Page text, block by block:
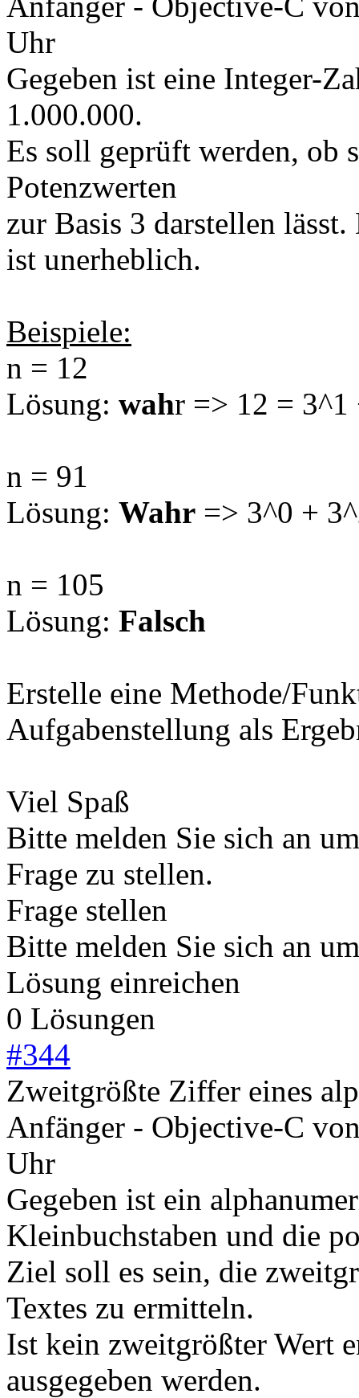
Uhr
Gegeben ist eine Integer-
1.000.000.
Es soll geprüft werden, ob
Potenzwerten
zur Basis 3 darstellen
ist unerheblich.
Beispiele:
n = 12
Lösung: wahr => 12 = 3^1
n = 91
Lösung: Wahr => 3^0 +
n = 105
Lösung: Falsch
Erstelle eine Methode/
Aufgabenstellung als
Viel Spaß
Bitte melden Sie sich an
Frage zu stellen.
Frage stellen
Bitte melden Sie sich an
Lösung einreichen
0 Lösungen
#344
Zweitgrößte Ziffer eines
Anfänger - Objective-C
Uhr
Gegeben ist ein
Kleinbuchstaben und die
Ziel soll es sein, die
Textes zu ermitteln.
Ist kein zweitgrößter Wert
ausgegeben werden.